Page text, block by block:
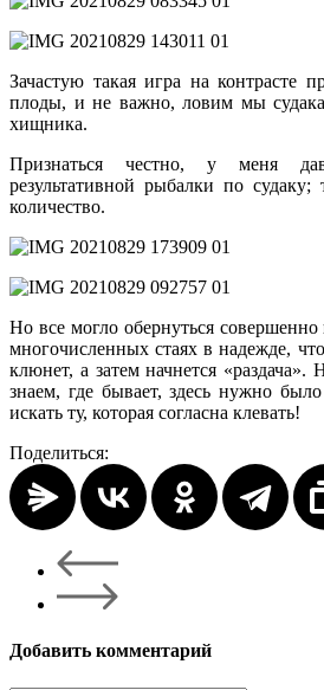
Зачастую такая игра на контрасте
плоды, и не важно, ловим мы судака
хищника.
Признаться честно, у меня
результативной рыбалки по
количество.
Но все могло обернуться совершенно
многочисленных стаях в надежде,
клюнет, а затем начнется
знаем, где бывает, здесь нужно
искать ту, которая согласна клевать!
Поделиться:
Добавить комментарий